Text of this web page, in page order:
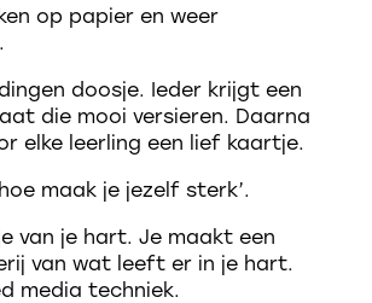
op papier en weer
doosje. Ieder krijgt een
die mooi versieren. Daarna
elke leerling een lief kaartje.
maak je jezelf sterk’.
van je hart. Je maakt een
van wat leeft er in je hart.
media techniek.